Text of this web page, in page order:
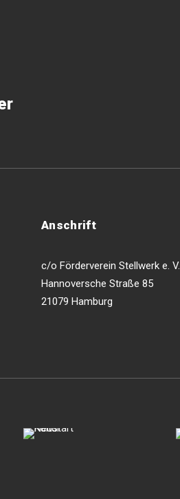
Anschrift
c/o Förderverein Stellwerk e. V.
Hannoversche Straße 85
21079 Hamburg